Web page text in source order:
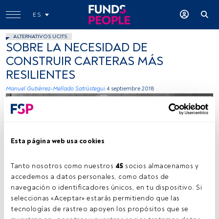
Esta página web usa cookies
Tanto nosotros como nuestros 45 socios almacenamos y
accedemos a datos personales, como datos de
navegación o identificadores únicos, en tu dispositivo. Si
seleccionas «Aceptar» estarás permitiendo que las
tecnologías de rastreo apoyen los propósitos que se
ES
ALTERNATIVOS UCITS
SOBRE LA NECESIDAD DE
CONSTRUIR CARTERAS MÁS
RESILIENTES
Manuel Gutiérrez-Mellado Satrústegui 4 septiembre 2018
BlackRock